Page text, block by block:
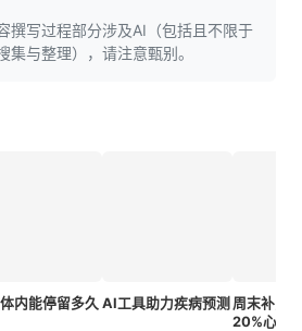
撰写过程部分涉及AI（包括且不限于
集与整理），请注意甄别。
内能停留多久 AI工具助力疾病预测 周末补觉
20%心脏